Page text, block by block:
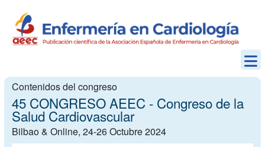
Contenidos del congreso
45 CONGRESO AEEC - Congreso de la
Salud Cardiovascular
Bilbao & Online, 24-26 Octubre 2024